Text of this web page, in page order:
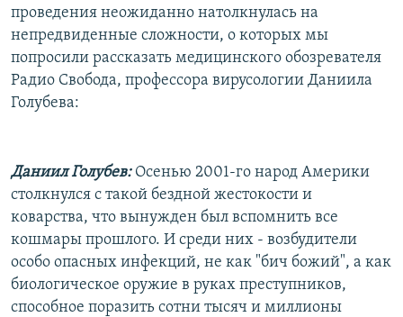
проведения неожиданно натолкнулась на
непредвиденные сложности, о которых мы
попросили рассказать медицинского обозревателя
Радио Свобода, профессора вирусологии Даниила
Голубева:
Даниил Голубев:Осенью 2001-го народ Америки
столкнулся с такой бездной жестокости и
коварства, что вынужден был вспомнить все
кошмары прошлого. И среди них - возбудители
особо опасных инфекций, не как "бич божий", а как
биологическое оружие в руках преступников,
способное поразить сотни тысяч и миллионы